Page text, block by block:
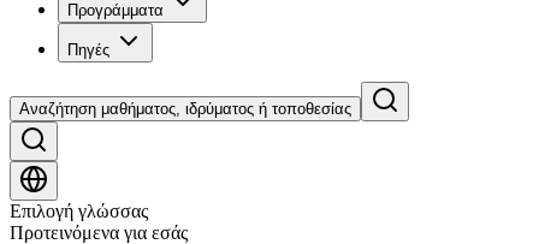
Προγράμματα
Πηγές
Αναζήτηση μαθήματος, ιδρύματος ή τοποθεσίας
Επιλογή γλώσσας
Προτεινόμενα για εσάς